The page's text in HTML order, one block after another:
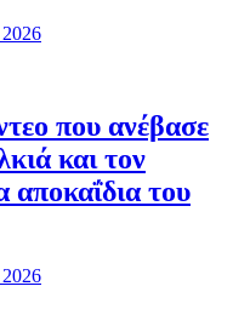
που ανέβασε
και τον
αποκαΐδια του